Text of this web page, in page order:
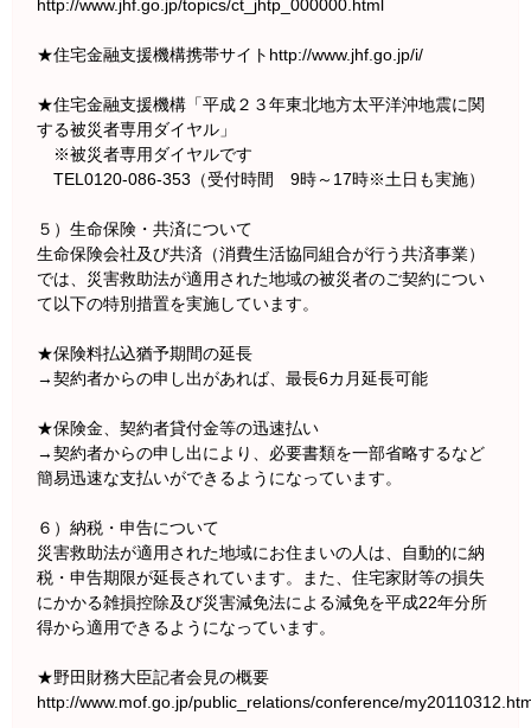
http://www.jhf.go.jp/topics/ct_jhtp_000000.html
★住宅金融支援機構携帯サイトhttp://www.jhf.go.jp/i/
★住宅金融支援機構「平成２３年東北地方太平洋沖地震に関
する被災者専用ダイヤル」
※被災者専用ダイヤルです
TEL0120-086-353（受付時間 9時～17時※土日も実施）
５）生命保険・共済について
生命保険会社及び共済（消費生活協同組合が行う共済事業）
では、災害救助法が適用された地域の被災者のご契約につい
て以下の特別措置を実施しています。
★保険料払込猶予期間の延長
→契約者からの申し出があれば、最長6カ月延長可能
★保険金、契約者貸付金等の迅速払い
→契約者からの申し出により、必要書類を一部省略するなど
簡易迅速な支払いができるようになっています。
６）納税・申告について
災害救助法が適用された地域にお住まいの人は、自動的に納
税・申告期限が延長されています。また、住宅家財等の損失
にかかる雑損控除及び災害減免法による減免を平成22年分所
得から適用できるようになっています。
★野田財務大臣記者会見の概要
http://www.mof.go.jp/public_relations/conference/